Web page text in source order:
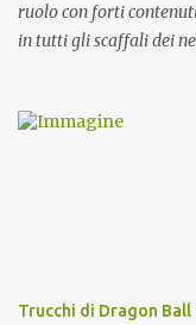
ruolo con forti
in tutti gli scaffali dei
Trucchi di Dragon